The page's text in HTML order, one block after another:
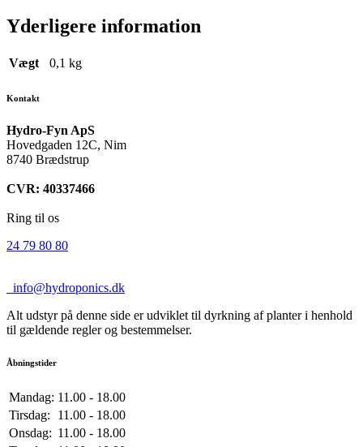
Yderligere information
Vægt 0,1 kg
Kontakt
Hydro-Fyn ApS
Hovedgaden 12C, Nim
8740 Brædstrup
CVR: 40337466
Ring til os
24 79 80 80
info@hydroponics.dk
Alt udstyr på denne side er udviklet til dyrkning af planter i henhold
til gældende regler og bestemmelser.
Åbningstider
Mandag: 11.00 - 18.00
Tirsdag:
11.00 - 18.00
Onsdag: 11.00 - 18.00